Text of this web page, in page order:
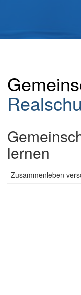
lernen
Zusammenleben